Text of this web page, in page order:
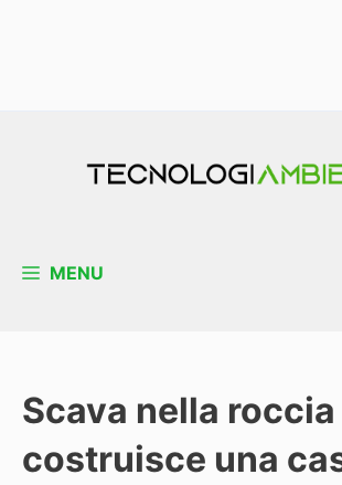
MENU
Scava nella roccia
costruisce una